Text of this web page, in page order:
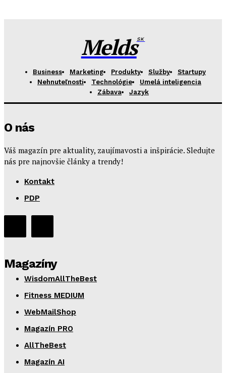
MeldsSK
Business Marketing Produkty Služby
Startupy
Nehnuteľnosti
Technológie
Umelá inteligencia
Zábava
Jazyk
O nás
Váš magazín pre aktuality, zaujímavosti a inšpirácie. Sledujte
nás pre najnovšie články a trendy!
Kontakt
PDP
Magazíny
WisdomAllTheBest
Fitness MEDIUM
WebMailShop
Magazín PRO
AllTheBest
Magazín AI